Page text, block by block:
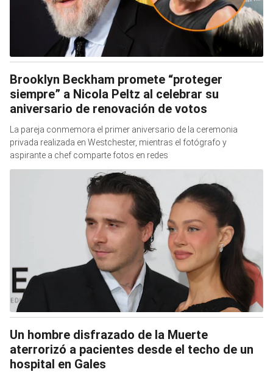
Brooklyn Beckham promete “proteger
siempre” a Nicola Peltz al celebrar su
aniversario de renovación de votos
La pareja conmemora el primer aniversario de la ceremonia
privada realizada en Westchester, mientras el fotógrafo y
aspirante a chef comparte fotos en redes
Un hombre disfrazado de la Muerte
aterrorizó a pacientes desde el techo de un
hospital en Gales